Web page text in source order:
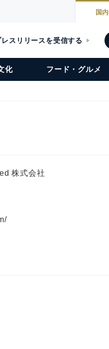
国内
レスリリースを受信する
化 フード・グルメ
株式会社